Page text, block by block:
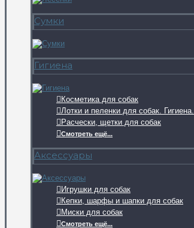
Сумки
Гигиена
Косметика для собак
Лотки и пеленки для собак. Гигиена.
Расчески, щетки для собак
Смотреть ещё...
Аксессуары
Игрушки для собак
Кепки, шарфы и шапки для собак
Миски для собак
Смотреть ещё...